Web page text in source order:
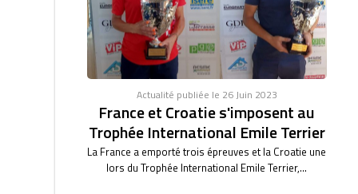
Actualité publiée le 26 Juin 2023
France et Croatie s'imposent au
Trophée International Emile Terrier
La France a emporté trois épreuves et la Croatie une
lors du Trophée International Emile Terrier,...